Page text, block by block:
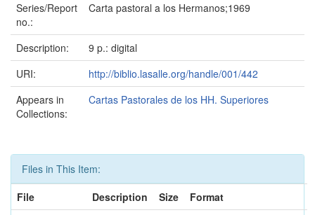
Series/Report
no.:
Carta pastoral a los Hermanos;1969
Description:
9 p.: digital
URI:
http://biblio.lasalle.org/handle/001/442
Appears in
Collections:
Cartas Pastorales de los HH. Superiores
Files in This Item:
File
Description Size
Format